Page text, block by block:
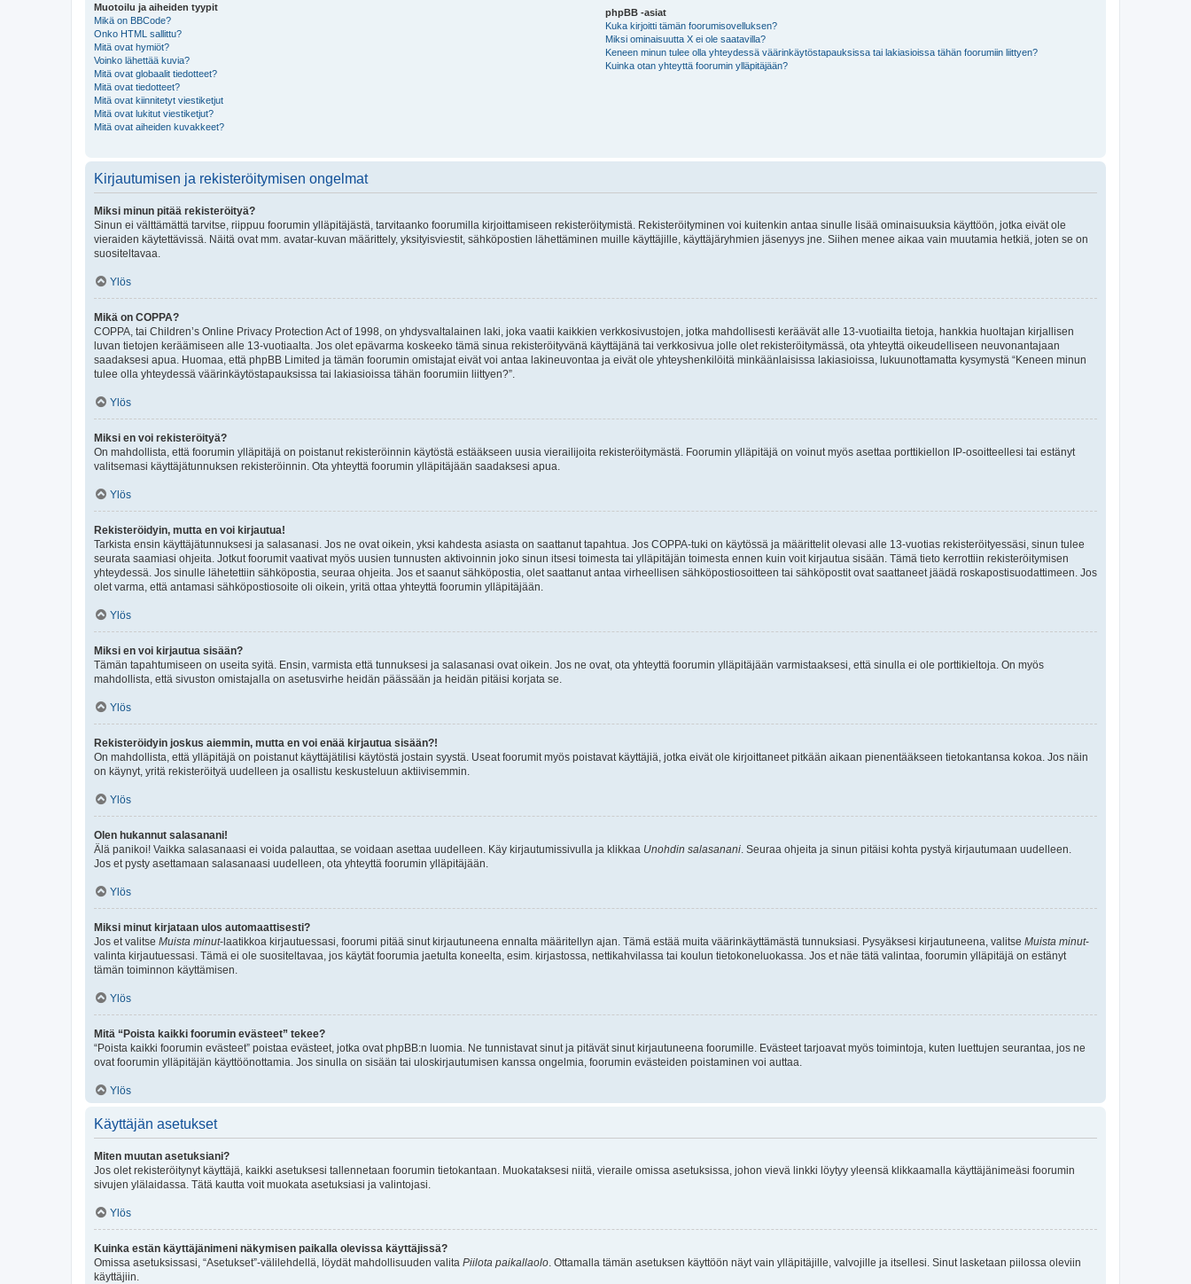
Muotoilu ja aiheiden tyypit
Mikä on BBCode?
Onko HTML sallittu?
Mitä ovat hymiöt?
Voinko lähettää kuvia?
Mitä ovat globaalit tiedotteet?
Mitä ovat tiedotteet?
Mitä ovat kiinnitetyt viestiketjut
Mitä ovat lukitut viestiketjut?
Mitä ovat aiheiden kuvakkeet?
phpBB -asiat
Kuka kirjoitti tämän foorumisovelluksen?
Miksi ominaisuutta X ei ole saatavilla?
Keneen minun tulee olla yhteydessä väärinkäytöstapauksissa tai lakiasioissa tähän foorumiin liittyen?
Kuinka otan yhteyttä foorumin ylläpitäjään?
Kirjautumisen ja rekisteröitymisen ongelmat
Miksi minun pitää rekisteröityä?
Sinun ei välttämättä tarvitse, riippuu foorumin ylläpitäjästä, tarvitaanko foorumilla kirjoittamiseen rekisteröitymistä. Rekisteröityminen voi kuitenkin antaa sinulle lisää ominaisuuksia käyttöön, jotka eivät ole
vieraiden käytettävissä. Näitä ovat mm. avatar-kuvan määrittely, yksityisviestit, sähköpostien lähettäminen muille käyttäjille, käyttäjäryhmien jäsenyys jne. Siihen menee aikaa vain muutamia hetkiä, joten se on
suositeltavaa.
Ylös
Mikä on COPPA?
COPPA, tai Children’s Online Privacy Protection Act of 1998, on yhdysvaltalainen laki, joka vaatii kaikkien verkkosivustojen, jotka mahdollisesti keräävät alle 13-vuotiailta tietoja, hankkia huoltajan kirjallisen
luvan tietojen keräämiseen alle 13-vuotiaalta. Jos olet epävarma koskeeko tämä sinua rekisteröityvänä käyttäjänä tai verkkosivua jolle olet rekisteröitymässä, ota yhteyttä oikeudelliseen neuvonantajaan
saadaksesi apua. Huomaa, että phpBB Limited ja tämän foorumin omistajat eivät voi antaa lakineuvontaa ja eivät ole yhteyshenkilöitä minkäänlaisissa lakiasioissa, lukuunottamatta kysymystä “Keneen minun
tulee olla yhteydessä väärinkäytöstapauksissa tai lakiasioissa tähän foorumiin liittyen?”.
Ylös
Miksi en voi rekisteröityä?
On mahdollista, että foorumin ylläpitäjä on poistanut rekisteröinnin käytöstä estääkseen uusia vierailijoita rekisteröitymästä. Foorumin ylläpitäjä on voinut myös asettaa porttikiellon IP-osoitteellesi tai estänyt
valitsemasi käyttäjätunnuksen rekisteröinnin. Ota yhteyttä foorumin ylläpitäjään saadaksesi apua.
Ylös
Rekisteröidyin, mutta en voi kirjautua!
Tarkista ensin käyttäjätunnuksesi ja salasanasi. Jos ne ovat oikein, yksi kahdesta asiasta on saattanut tapahtua. Jos COPPA-tuki on käytössä ja määrittelit olevasi alle 13-vuotias rekisteröityessäsi, sinun tulee
seurata saamiasi ohjeita. Jotkut foorumit vaativat myös uusien tunnusten aktivoinnin joko sinun itsesi toimesta tai ylläpitäjän toimesta ennen kuin voit kirjautua sisään. Tämä tieto kerrottiin rekisteröitymisen
yhteydessä. Jos sinulle lähetettiin sähköpostia, seuraa ohjeita. Jos et saanut sähköpostia, olet saattanut antaa virheellisen sähköpostiosoitteen tai sähköpostit ovat saattaneet jäädä roskapostisuodattimeen. Jos
olet varma, että antamasi sähköpostiosoite oli oikein, yritä ottaa yhteyttä foorumin ylläpitäjään.
Ylös
Miksi en voi kirjautua sisään?
Tämän tapahtumiseen on useita syitä. Ensin, varmista että tunnuksesi ja salasanasi ovat oikein. Jos ne ovat, ota yhteyttä foorumin ylläpitäjään varmistaaksesi, että sinulla ei ole porttikieltoja. On myös
mahdollista, että sivuston omistajalla on asetusvirhe heidän päässään ja heidän pitäisi korjata se.
Ylös
Rekisteröidyin joskus aiemmin, mutta en voi enää kirjautua sisään?!
On mahdollista, että ylläpitäjä on poistanut käyttäjätilisi käytöstä jostain syystä. Useat foorumit myös poistavat käyttäjiä, jotka eivät ole kirjoittaneet pitkään aikaan pienentääkseen tietokantansa kokoa. Jos näin
on käynyt, yritä rekisteröityä uudelleen ja osallistu keskusteluun aktiivisemmin.
Ylös
Olen hukannut salasanani!
Älä panikoi! Vaikka salasanaasi ei voida palauttaa, se voidaan asettaa uudelleen. Käy kirjautumissivulla ja klikkaa Unohdin salasanani . Seuraa ohjeita ja sinun pitäisi kohta pystyä kirjautumaan uudelleen.
Jos et pysty asettamaan salasanaasi uudelleen, ota yhteyttä foorumin ylläpitäjään.
Ylös
Miksi minut kirjataan ulos automaattisesti?
Jos et valitse Muista minut-laatikkoa kirjautuessasi, foorumi pitää sinut kirjautuneena ennalta määritellyn ajan. Tämä estää muita väärinkäyttämästä tunnuksiasi. Pysyäksesi kirjautuneena, valitse Muista minut-
valinta kirjautuessasi. Tämä ei ole suositeltavaa, jos käytät foorumia jaetulta koneelta, esim. kirjastossa, nettikahvilassa tai koulun tietokoneluokassa. Jos et näe tätä valintaa, foorumin ylläpitäjä on estänyt
tämän toiminnon käyttämisen.
Ylös
Mitä “Poista kaikki foorumin evästeet” tekee?
“Poista kaikki foorumin evästeet” poistaa evästeet, jotka ovat phpBB:n luomia. Ne tunnistavat sinut ja pitävät sinut kirjautuneena foorumille. Evästeet tarjoavat myös toimintoja, kuten luettujen seurantaa, jos ne
ovat foorumin ylläpitäjän käyttöönottamia. Jos sinulla on sisään tai uloskirjautumisen kanssa ongelmia, foorumin evästeiden poistaminen voi auttaa.
Ylös
Käyttäjän asetukset
Miten muutan asetuksiani?
Jos olet rekisteröitynyt käyttäjä, kaikki asetuksesi tallennetaan foorumin tietokantaan. Muokataksesi niitä, vieraile omissa asetuksissa, johon vievä linkki löytyy yleensä klikkaamalla käyttäjänimeäsi foorumin
sivujen ylälaidassa. Tätä kautta voit muokata asetuksiasi ja valintojasi.
Ylös
Kuinka estän käyttäjänimeni näkymisen paikalla olevissa käyttäjissä?
Omissa asetuksissasi, “Asetukset”-välilehdellä, löydät mahdollisuuden valita Piilota paikallaolo . Ottamalla tämän asetuksen käyttöön näyt vain ylläpitäjille, valvojille ja itsellesi. Sinut lasketaan piilossa oleviin
käyttäjiin.